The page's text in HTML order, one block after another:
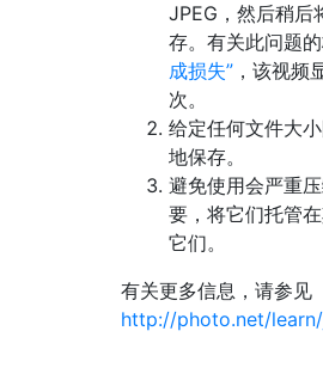
JPEG，然后稍后
存。有关此问题
成损失” ，该视频
次。
给定任何文件大
地保存。
避免使用会严重
要，将它们托管
它们。
有关更多信息，请参见
http://photo.net/